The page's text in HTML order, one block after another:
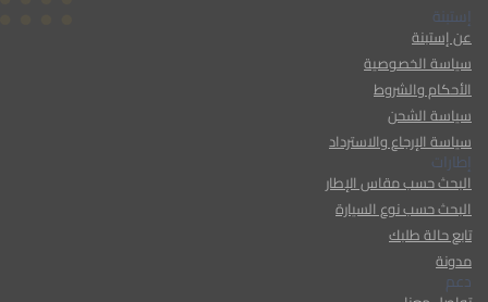
إستبنة
عن إستبنة
سياسة الخصوصية
الأحكام والشروط
سياسة الشحن
سياسة الإرجاع والاسترداد
إطارات
البحث حسب مقاس الإطار
البحث حسب نوع السيارة
تابع حالة طلبك
مدونة
دعم